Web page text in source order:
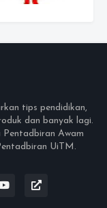
tips pendidikan,
dan banyak lagi.
Pentadbiran Awam
UiTM.